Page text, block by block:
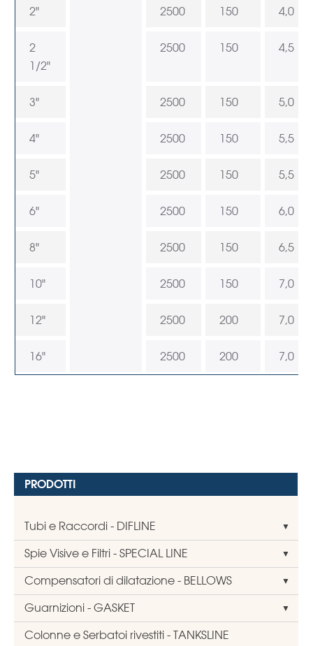
PRODOTTI
Tubi e Raccordi - DIFLINE
Spie Visive e Filtri - SPECIAL LINE
Compensatori di dilatazione - BELLOWS
Guarnizioni - GASKET
Colonne e Serbatoi rivestiti - TANKSLINE
2" 2500 150 4,0
2
1/2"
2500 150 4,5
3" 2500 150 5,0
4" 2500 150 5,5
5" 2500 150 5,5
6" 2500 150 6,0
8" 2500 150 6,5
10" 2500 150 7,0
12" 2500 200 7,0
16" 2500 200 7,0